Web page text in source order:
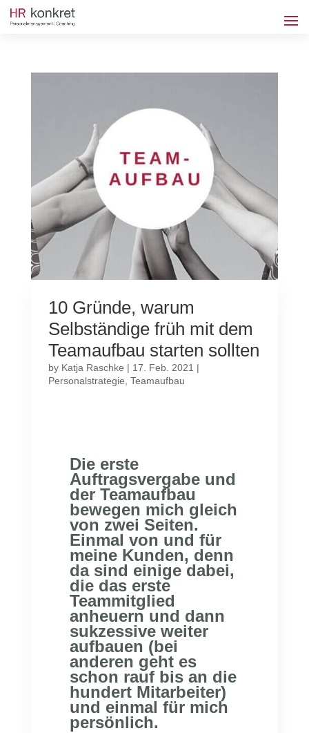
10 Gründe, warum
Selbständige früh mit dem
Teamaufbau starten sollten
by Katja Raschke | 17. Feb. 2021 |
Personalstrategie Teamaufbau
Die erste
Auftragsvergabe und
der Teamaufbau
bewegen mich gleich
von zwei Seiten.
Einmal von und für
meine Kunden, denn
da sind einige dabei,
die das erste
Teammitglied
anheuern und dann
sukzessive weiter
aufbauen (bei
anderen geht es
schon rauf bis an die
hundert Mitarbeiter)
und einmal für mich
persönlich.